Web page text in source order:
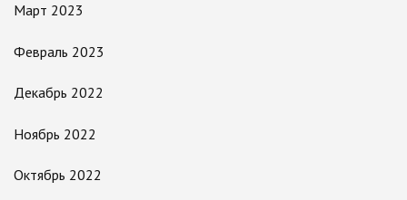
Март 2023
Февраль 2023
Декабрь 2022
Ноябрь 2022
Октябрь 2022